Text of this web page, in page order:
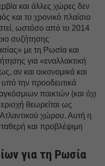
και άλλες χώρες δεν
και το χρονικό πλαίσιο
ωστόσο από το 2014
συζήτησης
με τη Ρωσία και
για «εναλλακτική
αν και οικονομικά και
υπό την προοδευτικά
παικτών (και όχι
θεωρείται ως
χώρου. Αυτή η
και προβλέψιμη
για τη Ρωσία